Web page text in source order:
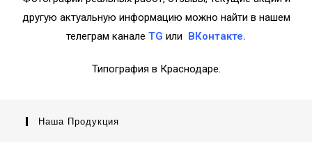
другую актуальную информацию можно найти в нашем
телеграм канале TG или ВКонтакте.
Типография в Краснодаре.
Наша Продукция